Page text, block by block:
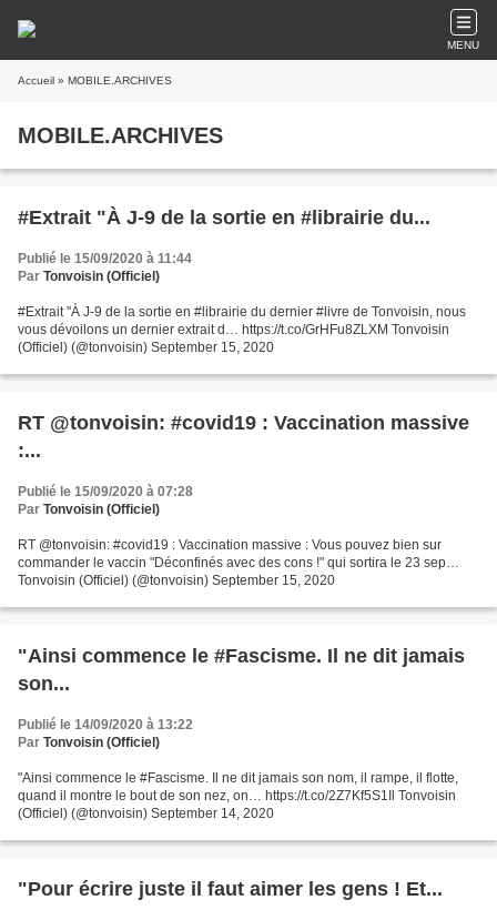
MENU
Accueil » MOBILE.ARCHIVES
MOBILE.ARCHIVES
#Extrait "À J-9 de la sortie en #librairie du...
Publié le 15/09/2020 à 11:44
Par Tonvoisin (Officiel)
#Extrait "À J-9 de la sortie en #librairie du dernier #livre de Tonvoisin, nous
vous dévoilons un dernier extrait d… https://t.co/GrHFu8ZLXM Tonvoisin
(Officiel) (@tonvoisin) September 15, 2020
RT @tonvoisin: #covid19 : Vaccination massive
:...
Publié le 15/09/2020 à 07:28
Par Tonvoisin (Officiel)
RT @tonvoisin: #covid19 : Vaccination massive : Vous pouvez bien sur
commander le vaccin "Déconfinés avec des cons !" qui sortira le 23 sep…
Tonvoisin (Officiel) (@tonvoisin) September 15, 2020
"Ainsi commence le #Fascisme. Il ne dit jamais
son...
Publié le 14/09/2020 à 13:22
Par Tonvoisin (Officiel)
"Ainsi commence le #Fascisme. Il ne dit jamais son nom, il rampe, il flotte,
quand il montre le bout de son nez, on… https://t.co/2Z7Kf5S1Il Tonvoisin
(Officiel) (@tonvoisin) September 14, 2020
"Pour écrire juste il faut aimer les gens ! Et...